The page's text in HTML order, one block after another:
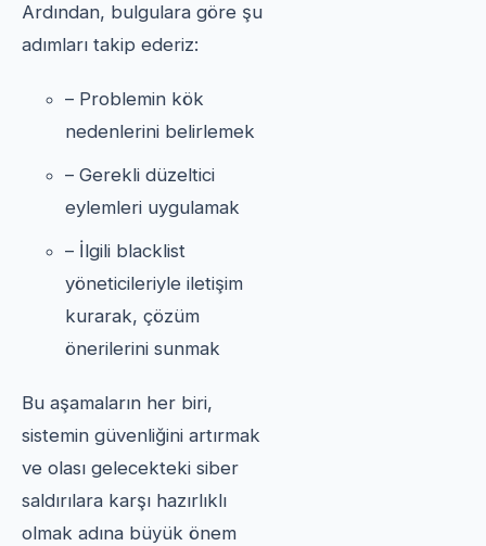
Ardından, bulgulara göre şu
adımları takip ederiz:
– Problemin kök
nedenlerini belirlemek
– Gerekli düzeltici
eylemleri uygulamak
– İlgili blacklist
yöneticileriyle iletişim
kurarak, çözüm
önerilerini sunmak
Bu aşamaların her biri,
sistemin güvenliğini artırmak
ve olası gelecekteki siber
saldırılara karşı hazırlıklı
olmak adına büyük önem